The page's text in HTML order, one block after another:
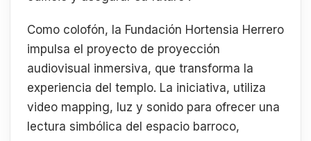
Como colofón, la Fundación Hortensia Herrero
impulsa el proyecto de proyección
audiovisual inmersiva, que transforma la
experiencia del templo. La iniciativa, utiliza
video mapping, luz y sonido para ofrecer una
lectura simbólica del espacio barroco,